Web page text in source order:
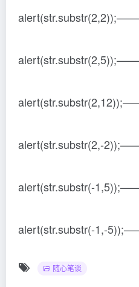
alert(str.substr(2,-
alert(str.substr(-
alert(str.substr(-1,-
随心笔谈